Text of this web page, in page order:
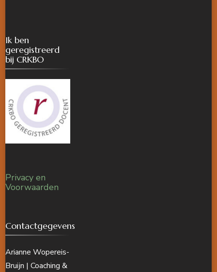
Ik ben
geregistreerd
bij CRKBO
Privacy en
Voorwaarden
Contactgegevens
Arianne Wopereis-
Bruijn | Coaching &